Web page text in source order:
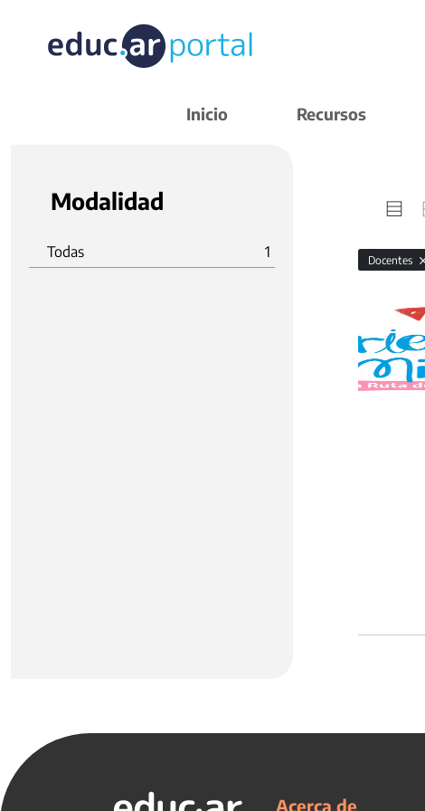
Inicio Recursos
Modalidad
Todas 1 Docentes
Acerca de